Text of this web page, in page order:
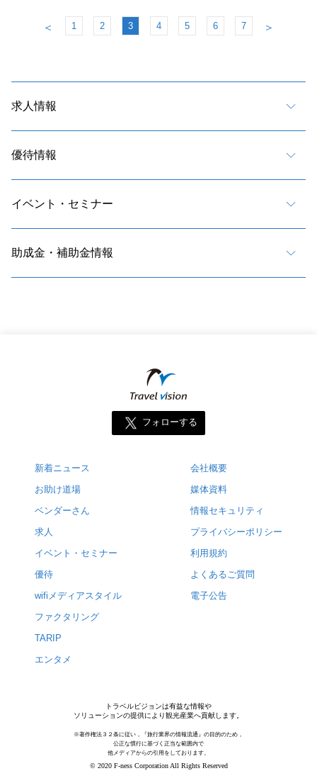
＜ 1 2 3 4 5 6 7 ＞
求人情報
優待情報
イベント・セミナー
助成金・補助金情報
フォローする
新着ニュース
お助け道場
ベンダーさん
求人
イベント・セミナー
優待
wifiメディアスタイル
ファクタリング
TARIP
エンタメ
会社概要
媒体資料
情報セキュリティ
プライバシーポリシー
利用規約
よくあるご質問
電子公告
トラベルビジョンは有益な情報や
ソリューションの提供により観光産業へ貢献します。
※著作権法３２条に従い，『旅行業界の情報流通』の目的のため，
公正な慣行に基づく正当な範囲内で
他メディアからの引用をしております。
© 2020 F-ness Corporation All Rights Reserved